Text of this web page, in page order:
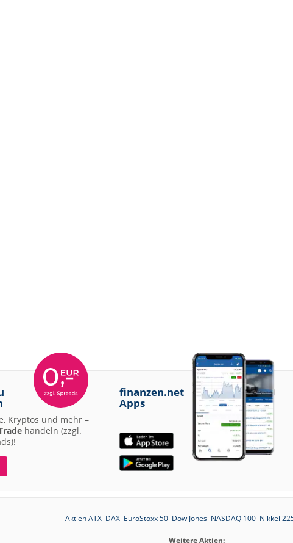
Kryptos und mehr –
handeln (zzgl.
finanzen.net
Apps
Aktien ATX DAX EuroStoxx 50 Dow Jones NASDAQ 100 Nikkei
Weitere Aktien: